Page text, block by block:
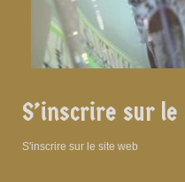
S’inscrire sur
S'inscrire sur le site web